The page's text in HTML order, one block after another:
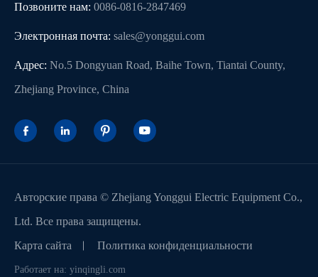
Позвоните нам: 0086-0816-2847469
Электронная почта: sales@yonggui.com
Адрес: No.5 Dongyuan Road, Baihe Town, Tiantai County,
Zhejiang Province, China
   
Авторские права © Zhejiang Yonggui Electric Equipment Co.,
Ltd. Все права защищены.
Карта сайта
Политика конфиденциальности
Работает на: yinqingli.com